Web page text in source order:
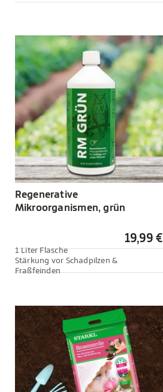
Regenerative
Mikroorganismen, grün
19,99 €
1 Liter Flasche
Stärkung vor Schadpilzen &
Fraßfeinden